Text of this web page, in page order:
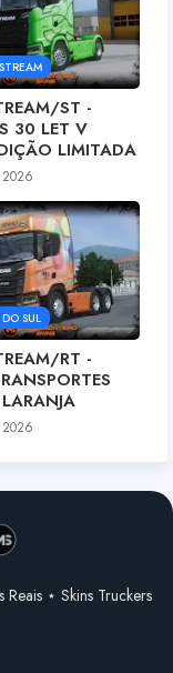
ST -
30 LET V
LIMITADA
SUL
RT -
Reais ⋆ Skins Truckers